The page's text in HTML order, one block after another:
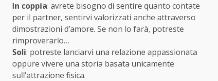
In coppia: avrete bisogno di sentire quanto contate
per il partner, sentirvi valorizzati anche attraverso
dimostrazioni d’amore. Se non lo farà, potreste
rimproverarlo…
Soli: potreste lanciarvi una relazione appassionata
oppure vivere una storia basata unicamente
sull’attrazione fisica.